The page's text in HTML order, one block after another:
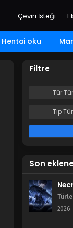
Çeviri İsteği
Hentai oku
Filtre
Tür
Tip
Son
2026